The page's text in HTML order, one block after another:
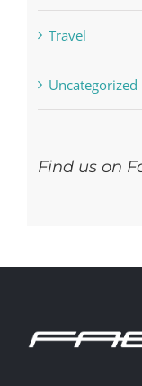
Travel
Uncategorized
Find us on